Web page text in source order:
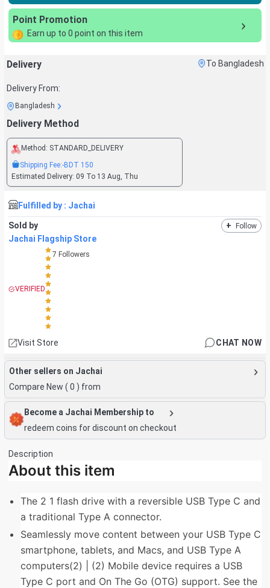
Point Promotion
Earn up to 0 point on this item
Delivery To Bangladesh
Delivery From:
Bangladesh
Delivery Method
Method: STANDARD_DELIVERY
Shipping Fee:-BDT 150
Estimated Delivery: 09 To 13 Aug, Thu
Fulfilled by : Jachai
Sold by + Follow
Jachai Flagship Store
VERIFIED
7 Followers
Visit Store CHAT NOW
Other sellers on Jachai
Compare New ( 0 ) from
Become a Jachai Membership to
redeem coins for discount on checkout
Description
About this item
The 2 1 flash drive with a reversible USB Type C and
a traditional Type A connector.
Seamlessly move content between your USB Type C
smartphone, tablets, and Macs, and USB Type A
computers(2) | (2) Mobile device requires a USB
Type C port and On The Go (OTG) support. See the